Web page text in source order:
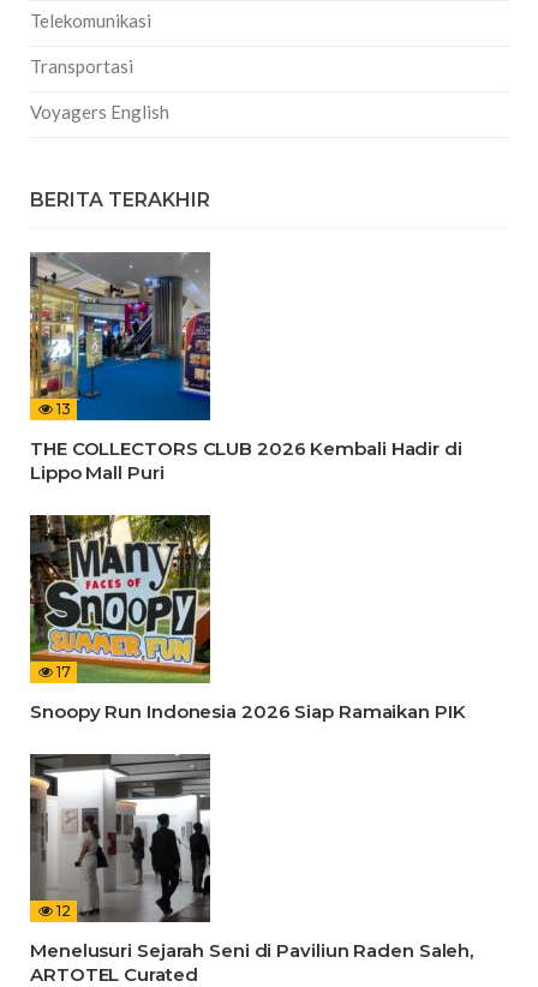
Telekomunikasi
Transportasi
Voyagers English
BERITA TERAKHIR
13
THE COLLECTORS CLUB 2026 Kembali Hadir di
Lippo Mall Puri
17
Snoopy Run Indonesia 2026 Siap Ramaikan PIK
12
Menelusuri Sejarah Seni di Paviliun Raden Saleh,
ARTOTEL Curated